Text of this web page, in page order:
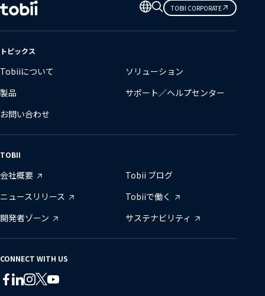
言
語
の
更
TOBII CORPORATE
トピックス
Tobiiについて
ソリューション
製品
サポート／ヘルプセンター
お問い合わせ
TOBII
会社概要
Tobii ブログ
ニュースリリース
Tobiiで働く
開発者ゾーン
サステナビリティ
CONNECT WITH US
Tobii
Tobii
Tobii
Tobii
Tobii
Tobii